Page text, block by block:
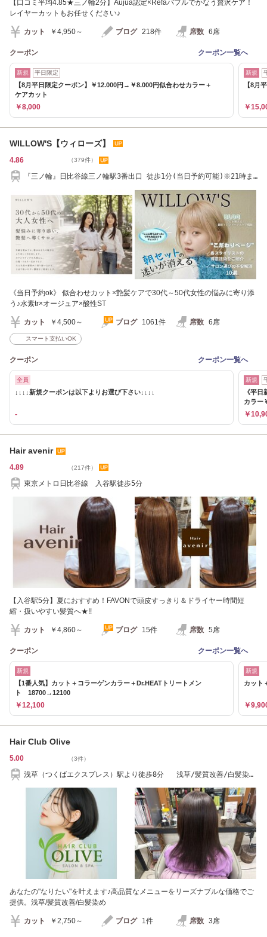
【口コミ平均4.85★三ノ輪2分】Aujua認定×Refaバブルでかなう贅沢ケア！
レイヤーカットもお任せください♪
カット ￥4,950～ ブログ 218件 席数 6席
クーポン クーポン一覧へ
新規 平日限定
【8月平日限定クーポン】￥12.000円→￥8.000円似合わせカラー＋
ケアカット
￥8,000
新規
【8月
￥
WILLOW'S【ウィローズ】
4.86 （379件）
『三ノ輪』日比谷線三ノ輪駅3番出口 徒歩1分(当日予約可能)※21時ま
《当日予約ok》 似合わせカット×艶髪ケアで30代～50代女性の悩みに寄り添
う♪水素tr×オージュア×酸性ST
カット ￥4,500～ ブログ 1061件 席数 6席
スマート支払いOK
クーポン クーポン一覧へ
全員
↓↓↓↓新規クーポンは以下よりお選び下さい↓↓↓↓
-
新規
《平
カラー
￥
Hair avenir
4.89 （217件）
東京メトロ日比谷線 入谷駅徒歩5分
【入谷駅5分】夏におすすめ！FAVONで頭皮すっきり＆ドライヤー時間短
縮・扱いやすい髪質へ★!!
カット ￥4,860～ ブログ 15件 席数 5席
クーポン クーポン一覧へ
新規
【1番人気】カット＋コラーゲンカラー＋Dr.HEATトリートメン
ト 18700→12100
￥12,100
新規
カット
￥
Hair Club Olive
5.00 （3件）
浅草（つくばエクスプレス）駅より徒歩8分 浅草/髪質改善/白髪染
あなたの"なりたい"を叶えます♪高品質なメニューをリーズナブルな価格でご
提供。浅草/髪質改善/白髪染め
カット ￥2,750～ ブログ 1件 席数 3席